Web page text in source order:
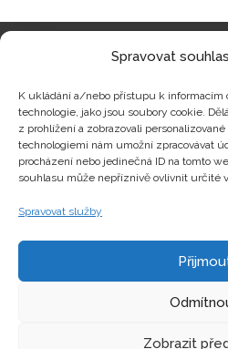
Spravovat
K ukládání a/nebo přístupu k informacím
technologie, jako jsou soubory cookie.
z prohlížení a zobrazovali
technologiemi nám umožní zpracovávat
procházení nebo jedinečná ID na tomto
souhlasu může nepříznivě ovlivnit určité
Spravovat služby
Zobrazit
Zajímavosti
Kontakty
Copyright © hrackyzfilmu.cz